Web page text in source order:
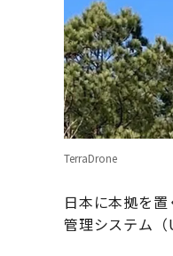
TerraDrone
日本に本拠を
管理システム（